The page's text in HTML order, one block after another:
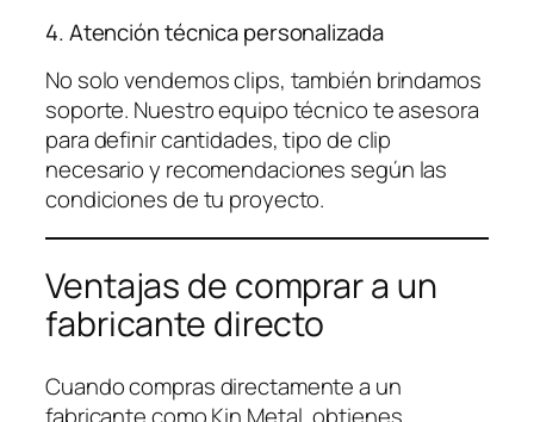
4. Atención técnica personalizada
No solo vendemos clips, también brindamos
soporte. Nuestro equipo técnico te asesora
para definir cantidades, tipo de clip
necesario y recomendaciones según las
condiciones de tu proyecto.
Ventajas de comprar a un
fabricante directo
Cuando compras directamente a un